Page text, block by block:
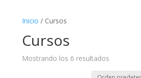
Inicio / Cursos
Cursos
Mostrando los 6 resultados